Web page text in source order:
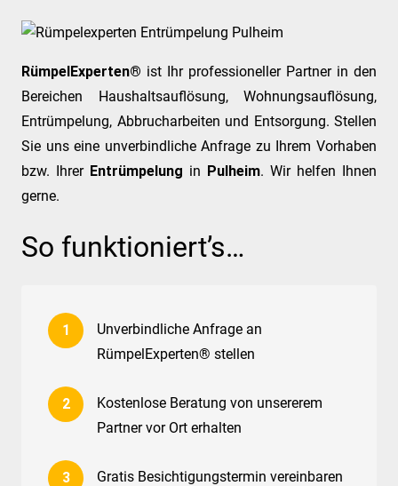
RümpelExperten® ist Ihr professioneller Partner in den
Bereichen Haushaltsauflösung, Wohnungsauflösung,
Entrümpelung, Abbrucharbeiten und Entsorgung. Stellen
Sie uns eine unverbindliche Anfrage zu Ihrem Vorhaben
bzw. Ihrer Entrümpelung in Pulheim. Wir helfen Ihnen
gerne.
So funktioniert’s…
Unverbindliche Anfrage an
RümpelExperten® stellen
Kostenlose Beratung von unsererem
Partner vor Ort erhalten
Gratis Besichtigungstermin vereinbaren